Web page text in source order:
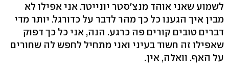
לשמוע שאני אוהד מנצ'סטר יונייטד. אני אפילו לא
מבין איך הגענו כל כך מהר לדבר על כדורגל. יותר מדי
דברים טובים קורים פה כרגע. הנה, אני כל כך דפוק
שאפילו זה חשוד בעיני ואני מתחיל לחפש לה שחורים
על האף. וואלה, אין.